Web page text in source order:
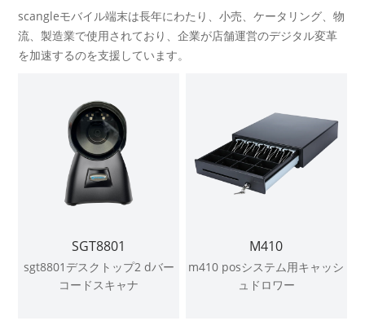
scangleモバイル端末は長年にわたり、小売、ケータリング、物
流、製造業で使用されており、企業が店舗運営のデジタル変革
を加速するのを支援しています。
SGT8801
sgt8801デスクトップ2 dバー
コードスキャナ
M410
m410 posシステム用キャッシ
ュドロワー